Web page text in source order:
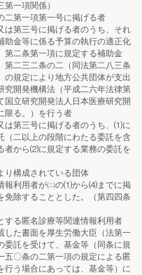
一項関係）
一項第一号に掲げる者
三号に掲げる者のうち、それ
助金等に係る予算の執行の適正化
第二条第一項に規定する補助金
第二三二条の二（同法第二八三条
規定により地方公共団体が支出
究開発機構法（平成二六年法律第
国立研究開発法人日本医療研究開
限る。）を行う者
三号に掲げる者のうち、⑴に
（二以上の段階にわたる委託を含
者から⑵に規定する業務の委託を
成されている団体
利用者が㈡の⑴から⑷までに掲
免除することとした。（第四四条
る匿名診療等関連情報利用者
した書面を厚生労働大臣（法第一
委託を受けて、基金等（同条に規
五〇条の二第一項の規定による匿
行う場合にあっては、基金等）に